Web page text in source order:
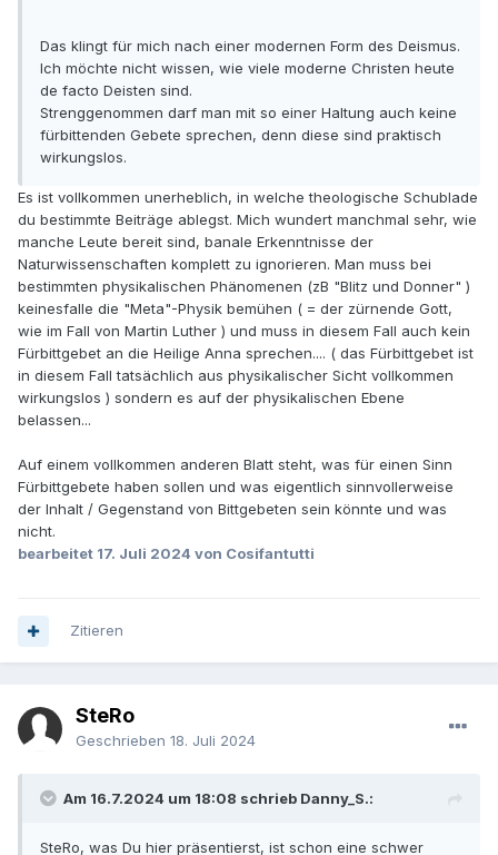
Das klingt für mich nach einer modernen Form des Deismus.
Ich möchte nicht wissen, wie viele moderne Christen heute
de facto Deisten sind.
Strenggenommen darf man mit so einer Haltung auch keine
fürbittenden Gebete sprechen, denn diese sind praktisch
wirkungslos.
Es ist vollkommen unerheblich, in welche theologische Schublade
du bestimmte Beiträge ablegst. Mich wundert manchmal sehr, wie
manche Leute bereit sind, banale Erkenntnisse der
Naturwissenschaften komplett zu ignorieren. Man muss bei
bestimmten physikalischen Phänomenen (zB "Blitz und Donner" )
keinesfalle die "Meta"-Physik bemühen ( = der zürnende Gott,
wie im Fall von Martin Luther ) und muss in diesem Fall auch kein
Fürbittgebet an die Heilige Anna sprechen.... ( das Fürbittgebet ist
in diesem Fall tatsächlich aus physikalischer Sicht vollkommen
wirkungslos ) sondern es auf der physikalischen Ebene
belassen...
Auf einem vollkommen anderen Blatt steht, was für einen Sinn
Fürbittgebete haben sollen und was eigentlich sinnvollerweise
der Inhalt / Gegenstand von Bittgebeten sein könnte und was
nicht.
bearbeitet 17. Juli 2024 von Cosifantutti
Zitieren
SteRo
Geschrieben 18. Juli 2024
Am 16.7.2024 um 18:08 schrieb Danny_S.:
SteRo, was Du hier präsentierst, ist schon eine schwer